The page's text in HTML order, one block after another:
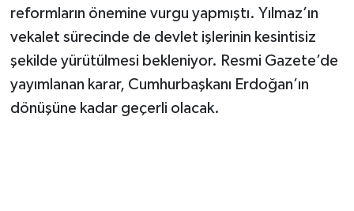
reformların önemine vurgu yapmıştı. Yılmaz’ın
vekalet sürecinde de devlet işlerinin kesintisiz
şekilde yürütülmesi bekleniyor. Resmi Gazete’de
yayımlanan karar, Cumhurbaşkanı Erdoğan’ın
dönüşüne kadar geçerli olacak.